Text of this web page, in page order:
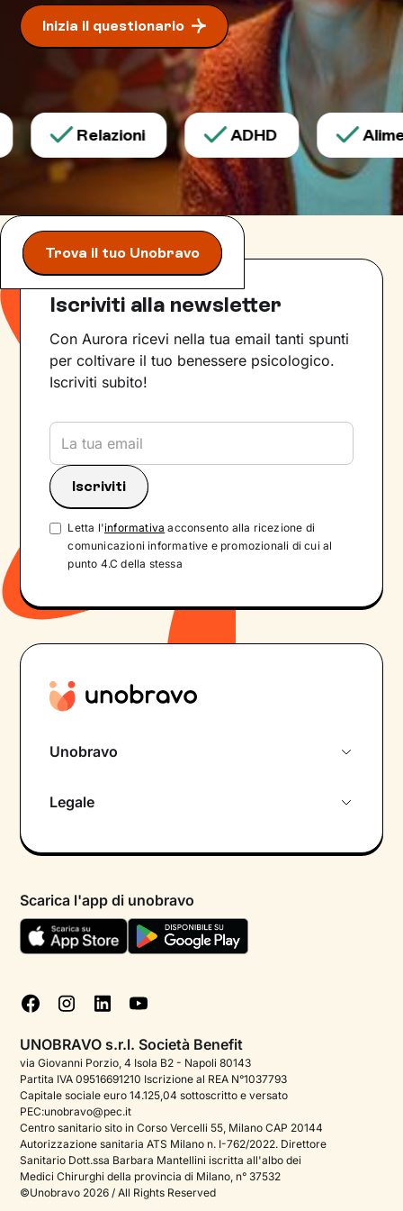
Inizia il questionario
Relazioni ADHD
Trova il tuo Unobravo
Iscriviti alla newsletter
Con Aurora ricevi nella tua email tanti spunti
per coltivare il tuo benessere psicologico.
Iscriviti subito!
Letta l'informativa acconsento alla ricezione di
comunicazioni informative e promozionali di cui al
punto 4.C della stessa
Unobravo
Psicologo in chat
Aiuto urgente
FAQ
Podcast di psicologia
Corporate
Psicologo italiano all'estero
Sala stampa
Bandi e premi
Legale
Termini e condizioni
Informativa Privacy
Cookie policy
Gestisci cookie
Scarica l'app di unobravo
UNOBRAVO s.r.l. Società Benefit
via Giovanni Porzio, 4 Isola B2 - Napoli 80143
Partita IVA 09516691210 Iscrizione al REA N°1037793
Capitale sociale euro 14.125,04 sottoscritto e versato
PEC:unobravo@pec.it
Centro sanitario sito in Corso Vercelli 55, Milano CAP 20144
Autorizzazione sanitaria ATS Milano n. I-762/2022. Direttore
Sanitario Dott.ssa Barbara Mantellini iscritta all'albo dei
Medici Chirurghi della provincia di Milano, n° 37532
©Unobravo 2026 / All Rights Reserved